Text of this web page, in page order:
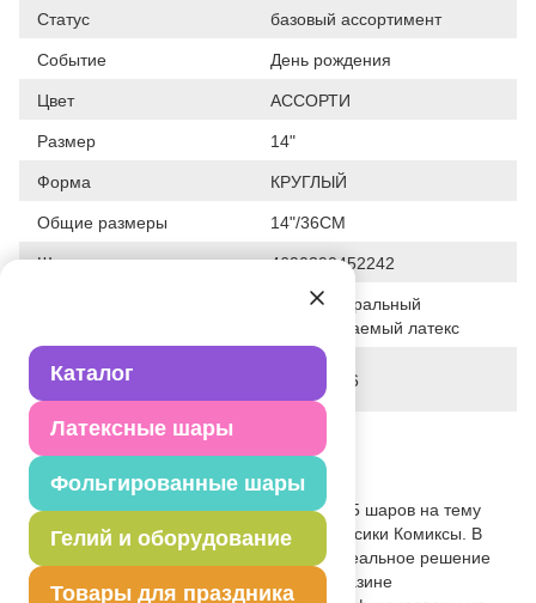
Каталог
Латексные шары
Фольгированные шары
Гелий и оборудование
Товары для праздника
Статус базовый ассортимент
Событие День рождения
Цвет АССОРТИ
Размер 14"
Форма КРУГЛЫЙ
Общие размеры 14"/36СМ
Штрих код 4690390452242
100% натуральный
биоразлагаемый латекс
Дата последнего
28-01-2026
Вес
Описание товара
Набор шаров из натурального латекса. 5 шаров на тему
мультфильма "Фиксики". Коллекция Фиксики Комиксы. В
упаковке с хедером Весёлая Затея - идеальное решение
для продажи воздушных шариков в магазине